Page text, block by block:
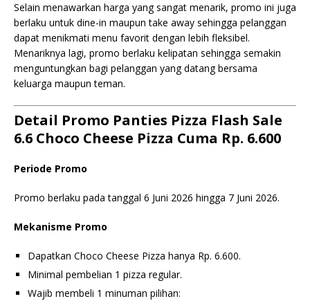
Selain menawarkan harga yang sangat menarik, promo ini juga
berlaku untuk dine-in maupun take away sehingga pelanggan
dapat menikmati menu favorit dengan lebih fleksibel.
Menariknya lagi, promo berlaku kelipatan sehingga semakin
menguntungkan bagi pelanggan yang datang bersama
keluarga maupun teman.
Detail Promo Panties Pizza Flash Sale
6.6 Choco Cheese Pizza Cuma Rp. 6.600
Periode Promo
Promo berlaku pada tanggal 6 Juni 2026 hingga 7 Juni 2026.
Mekanisme Promo
Dapatkan Choco Cheese Pizza hanya Rp. 6.600.
Minimal pembelian 1 pizza regular.
Wajib membeli 1 minuman pilihan: